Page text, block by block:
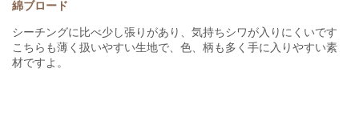
綿ブロード
シーチングに比べ少し張りがあり、気持ちシワが入りにくいです
こちらも薄く扱いやすい生地で、色、柄も多く手に入りやすい素
材ですよ。